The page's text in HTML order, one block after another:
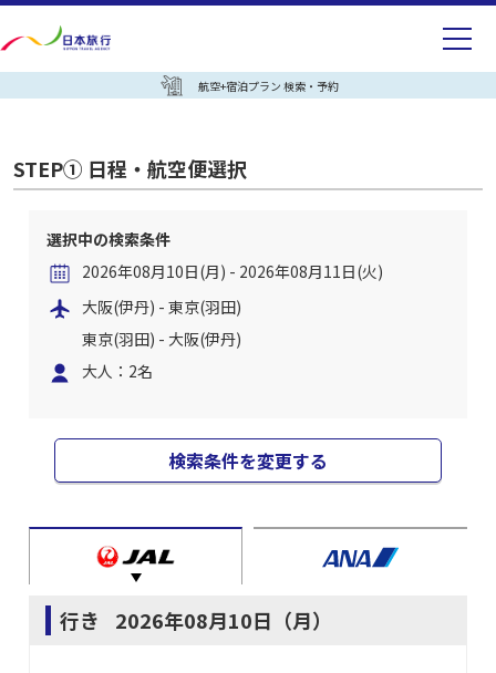
航空+宿泊プラン 検索・予約
STEP① 日程・航空便選択
選択中の検索条件
2026年08月10日(月) - 2026年08月11日(火)
大阪(伊丹) - 東京(羽田)
東京(羽田) - 大阪(伊丹)
大人：2名
検索条件を変更する
行き 2026年08月10日（月）